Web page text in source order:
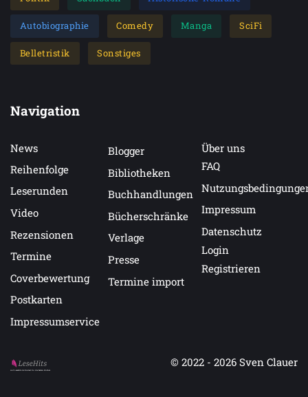
Autobiographie Comedy Manga SciFi
Belletristik Sonstiges
Navigation
News
Reihenfolge
Leserunden
Video
Rezensionen
Termine
Coverbewertung
Postkarten
Impressumservice
Blogger
Bibliotheken
Buchhandlungen
Bücherschränke
Verlage
Presse
Termine import
Über uns
FAQ
Impressum
Datenschutz
Login
Registrieren
Auf LeseHits.de findest Du die besten Bücher.
© 2022 - 2026 Sven Clauer